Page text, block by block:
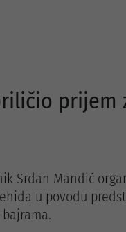
prijem
Srđan Mandić
u povodu